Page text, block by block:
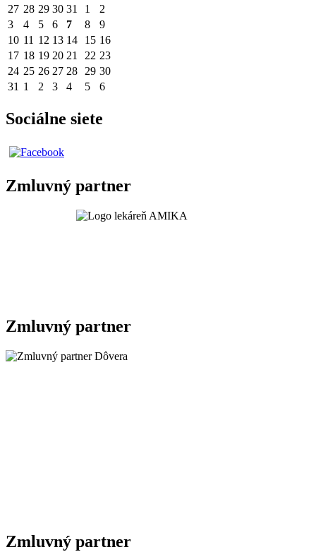
27 28 29 30 31 1
2
3
4 5 6 7 8
9
10 11 12 13 14 15 16
17 18 19 20 21 22 23
24 25 26 27 28 29 30
31 1 2 3 4 5 6
Sociálne siete
Zmluvný partner
Zmluvný partner
Zmluvný partner